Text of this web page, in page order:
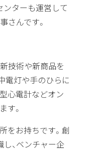
ンターも運営して
さんです。
新技術や新商品を
電灯や手のひらに
心電計などオン
す。
をお持ちです。創
、ベンチャー企